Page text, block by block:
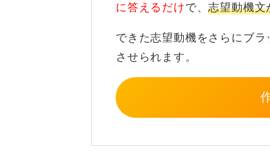
0
に答えるだけで、志望動機文
できた志望動機をさらにブ
させられます。